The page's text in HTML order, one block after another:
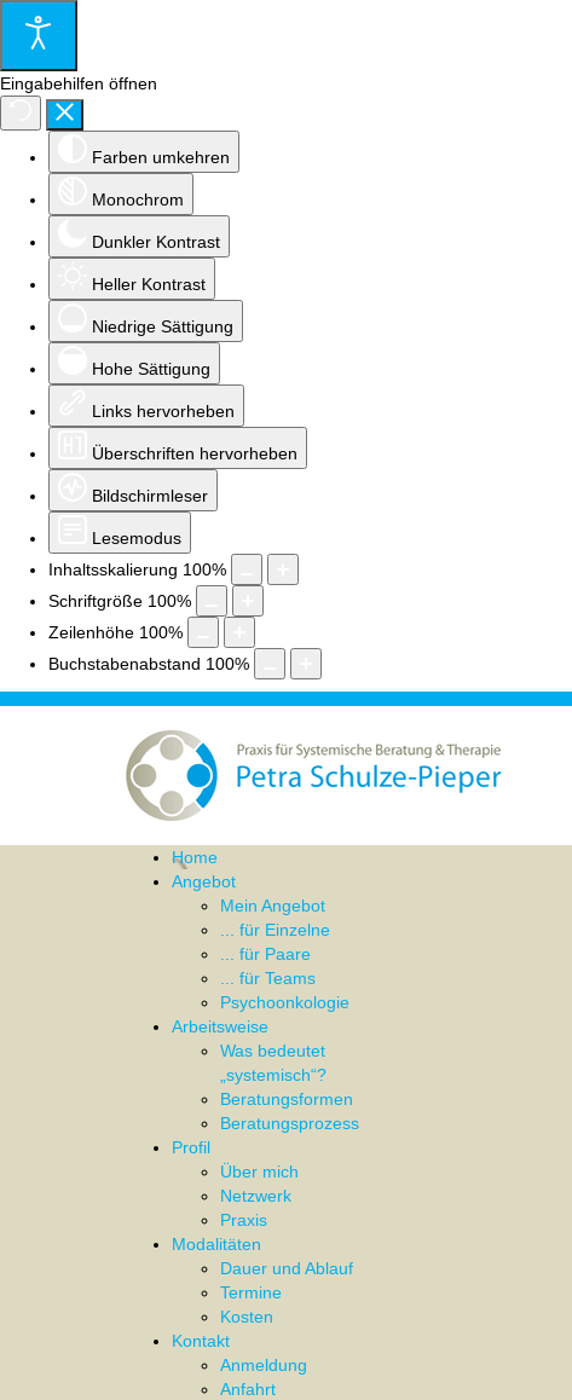
Eingabehilfen öffnen
Farben umkehren
Monochrom
Dunkler Kontrast
Heller Kontrast
Niedrige Sättigung
Hohe Sättigung
Links hervorheben
Überschriften hervorheben
Bildschirmleser
Lesemodus
Inhaltsskalierung 100%
Schriftgröße 100%
Zeilenhöhe 100%
Buchstabenabstand 100%
Home
Angebot
Mein Angebot
... für Einzelne
... für Paare
... für Teams
Psychoonkologie
Arbeitsweise
Was bedeutet
„systemisch“?
Beratungsformen
Beratungsprozess
Profil
Über mich
Netzwerk
Praxis
Modalitäten
Dauer und Ablauf
Termine
Kosten
Kontakt
Anmeldung
Anfahrt